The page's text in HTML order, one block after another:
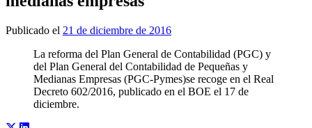
Publicado el 21 de diciembre de 2016
La reforma del Plan General de Contabilidad (PGC) y
del Plan General del Contabilidad de Pequeñas y
Medianas Empresas (PGC-Pymes)se recoge en el Real
Decreto 602/2016, publicado en el BOE el 17 de
diciembre.